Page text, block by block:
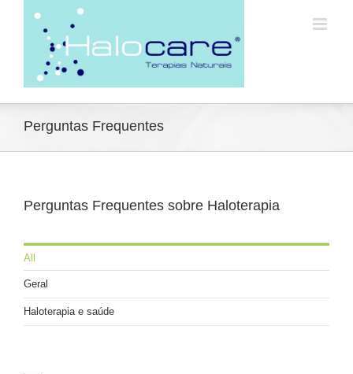
Perguntas Frequentes
Perguntas Frequentes sobre Haloterapia
All
Geral
Haloterapia e saúde